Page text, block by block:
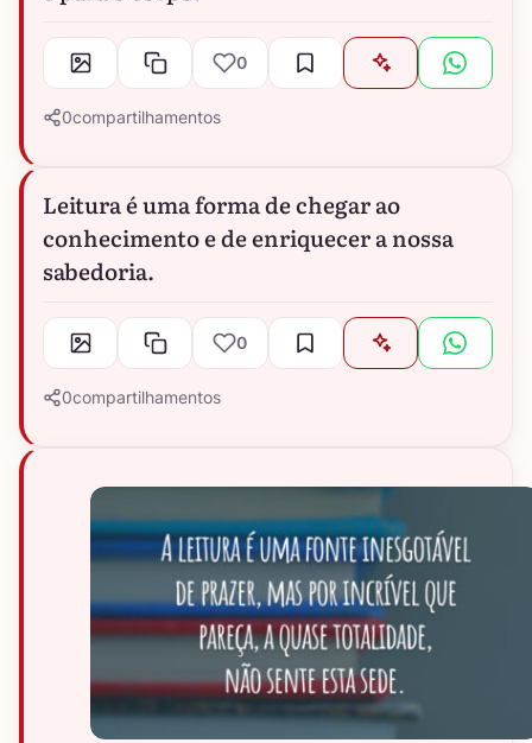
0
0compartilhamentos
Leitura é uma forma de chegar ao
conhecimento e de enriquecer a nossa
sabedoria.
0
0compartilhamentos